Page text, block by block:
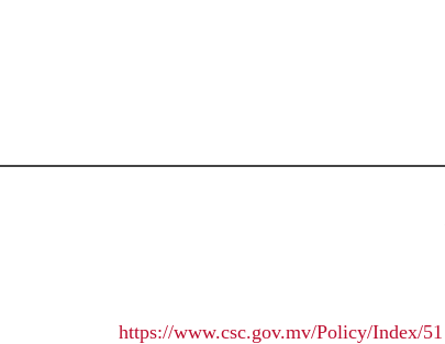
https://www.csc.gov.mv/Policy/Index/51